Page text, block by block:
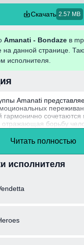
Скачать 2.57 MB
Amanati - Bondaze в
данной странице.
исполнителя.
Amanati
гармонично
борьбу
к освобождению.
сочетаются надежда и
слова.
в начале 2020-х годов,
пространстве
сочетая элементы
Читать полностью
исполнителя